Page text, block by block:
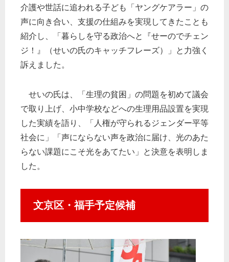
介護や世話に追われる子ども「ヤングケアラー」の
声に向き合い、支援の仕組みを実現してきたことも
紹介し、「暮らしを守る政治へと『せーのでチェン
ジ！』（せいの氏のキャッチフレーズ）」と力強く
訴えました。
せいの氏は、「生理の貧困」の問題を初めて議会
で取り上げ、小中学校などへの生理用品設置を実現
した実績を語り、「人権が守られるジェンダー平等
社会に」「声にならない声を政治に届け、光のあた
らない課題にこそ光をあてたい」と決意を表明しま
した。
文京区・福手予定候補